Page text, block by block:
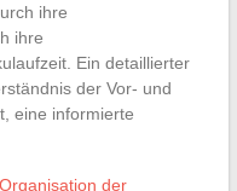
ihre
ihre
Ein detaillierter
der Vor- und
eine informierte
der